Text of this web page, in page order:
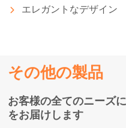
エレガントなデザイン
その他の製品
お客様の全てのニーズ
をお届けします